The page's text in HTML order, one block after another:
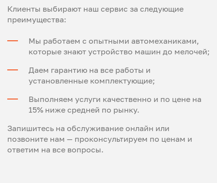
Клиенты выбирают наш сервис за следующие
преимущества:
Мы работаем с опытными автомеханиками,
которые знают устройство машин до мелочей;
Даем гарантию на все работы и
установленные комплектующие;
Выполняем услуги качественно и по цене на
15% ниже средней по рынку.
Запишитесь на обслуживание онлайн или
позвоните нам — проконсультируем по ценам и
ответим на все вопросы.